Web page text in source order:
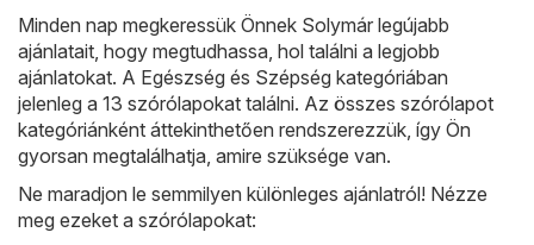
Minden nap megkeressük Önnek Solymár legújabb
ajánlatait, hogy megtudhassa, hol találni a legjobb
ajánlatokat. A Egészség és Szépség kategóriában
jelenleg a 13 szórólapokat találni. Az összes szórólapot
kategóriánként áttekinthetően rendszerezzük, így Ön
gyorsan megtalálhatja, amire szüksége van.
Ne maradjon le semmilyen különleges ajánlatról! Nézze
meg ezeket a szórólapokat: